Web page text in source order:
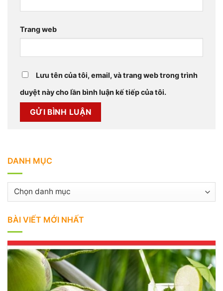
Trang web
Lưu tên của tôi, email, và trang web trong trình
duyệt này cho lần bình luận kế tiếp của tôi.
DANH MỤC
Danh
BÀI VIẾT MỚI NHẤT